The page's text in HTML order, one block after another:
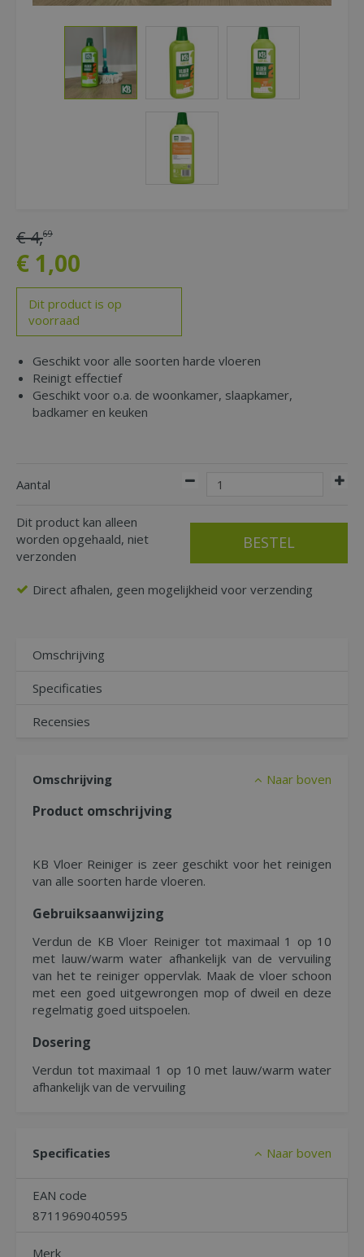
€4,69
€ 1,00
Dit product is op
voorraad
Geschikt voor alle soorten harde vloeren
Reinigt effectief
Geschikt voor o.a. de woonkamer, slaapkamer,
badkamer en keuken
Aantal
Dit product kan alleen
worden opgehaald, niet
verzonden
Direct afhalen, geen mogelijkheid voor verzending
Omschrijving
Specificaties
Recensies
Omschrijving Naar boven
Product omschrijving
KB Vloer Reiniger is zeer geschikt voor het reinigen
van alle soorten harde vloeren.
Gebruiksaanwijzing
Verdun de KB Vloer Reiniger tot maximaal 1 op 10
met lauw/warm water afhankelijk van de vervuiling
van het te reiniger oppervlak. Maak de vloer schoon
met een goed uitgewrongen mop of dweil en deze
regelmatig goed uitspoelen.
Dosering
Verdun tot maximaal 1 op 10 met lauw/warm water
afhankelijk van de vervuiling
Specificaties Naar boven
EAN code
8711969040595
Merk